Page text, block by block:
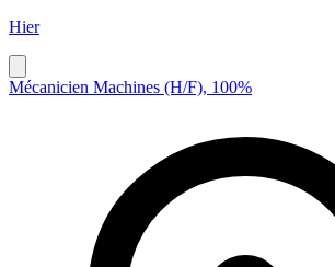
Hier
Mécanicien Machines (H/F), 100%